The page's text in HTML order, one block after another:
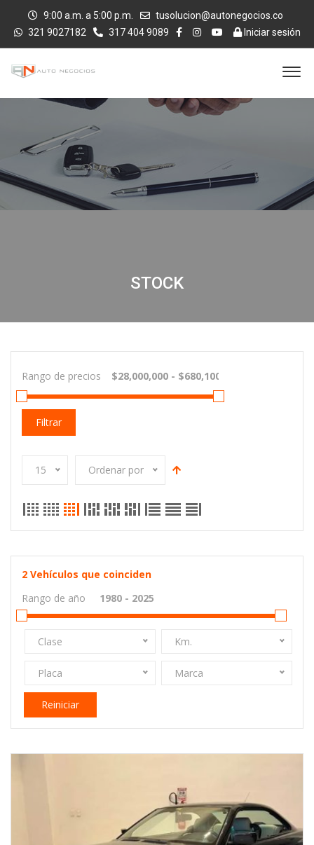
9:00 a.m. a 5:00 p.m.
tusolucion@autonegocios.co
321 9027182
317 404 9089 Iniciar sesión
STOCK
Rango de precios
Filtrar
15 Ordenar por
2 Vehículos que coinciden
Rango de año
Clase Km.
Placa Marca
Reiniciar